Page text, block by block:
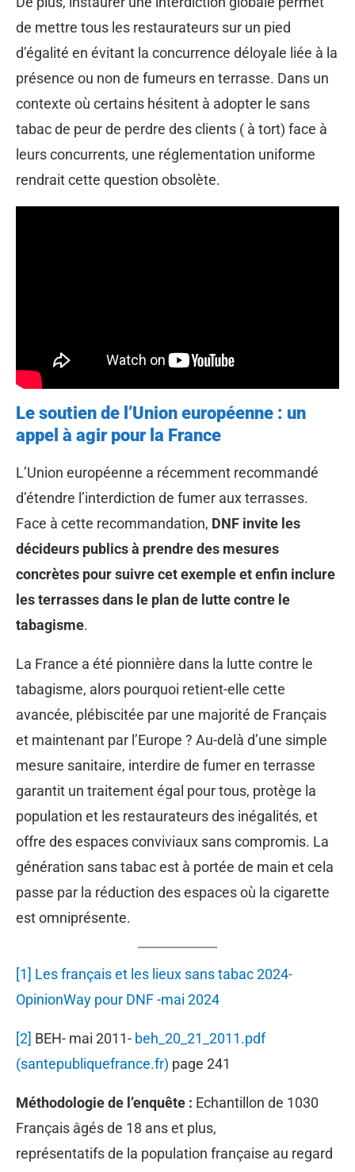
de mettre tous les restaurateurs sur un pied
d’égalité en évitant la concurrence déloyale liée à la
présence ou non de fumeurs en terrasse. Dans un
contexte où certains hésitent à adopter le sans
tabac de peur de perdre des clients ( à tort) face à
leurs concurrents, une réglementation uniforme
rendrait cette question obsolète.
Le soutien de l’Union européenne : un
appel à agir pour la France
L’Union européenne a récemment recommandé
d’étendre l’interdiction de fumer aux terrasses.
Face à cette recommandation, DNF invite les
décideurs publics à prendre des mesures
concrètes pour suivre cet exemple et enfin inclure
les terrasses dans le plan de lutte contre le
tabagisme.
La France a été pionnière dans la lutte contre le
tabagisme, alors pourquoi retient-elle cette
avancée, plébiscitée par une majorité de Français
et maintenant par l’Europe ? Au-delà d’une simple
mesure sanitaire, interdire de fumer en terrasse
garantit un traitement égal pour tous, protège la
population et les restaurateurs des inégalités, et
offre des espaces conviviaux sans compromis. La
génération sans tabac est à portée de main et cela
passe par la réduction des espaces où la cigarette
est omniprésente.
[1] Les français et les lieux sans tabac 2024-
OpinionWay pour DNF -mai 2024
[2] BEH- mai 2011- beh_20_21_2011.pdf
(santepubliquefrance.fr) page 241
Méthodologie de l’enquête : Echantillon de 1030
Français âgés de 18 ans et plus,
représentatifs de la population française au regard